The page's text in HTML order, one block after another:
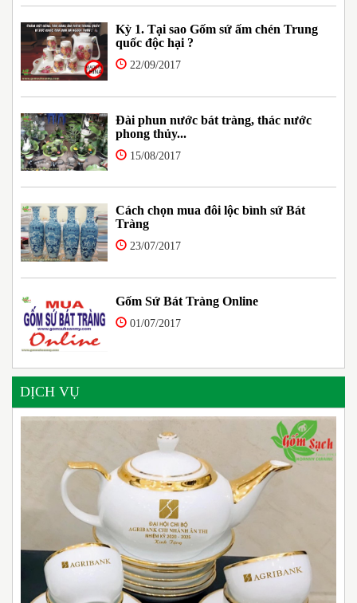
Kỳ 1. Tại sao Gốm sứ ấm chén Trung
quốc độc hại ?
22/09/2017
Đài phun nước bát tràng, thác nước
phong thủy...
15/08/2017
Cách chọn mua đôi lộc bình sứ Bát
Tràng
23/07/2017
Gốm Sứ Bát Tràng Online
01/07/2017
DỊCH VỤ